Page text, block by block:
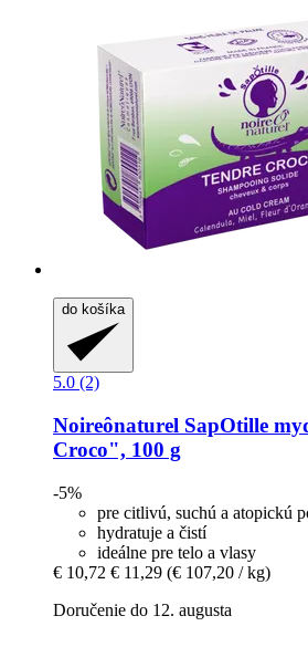
do košíka
5.0 (2)
Noireônaturel SapOtille
Croco", 100 g
-5%
pre citlivú, suchú a atopickú
hydratuje a čistí
ideálne pre telo a vlasy
€ 10,72 € 11,29 (€ 107,20 / kg)
Doručenie do 12. augusta